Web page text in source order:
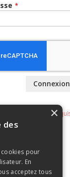
Connexion
×
des
pour
En
acceptez tous